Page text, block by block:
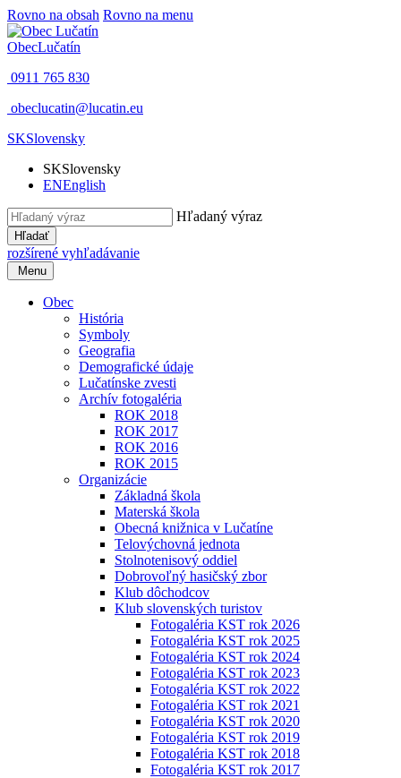
Rovno na obsah Rovno na menu
ObecLučatín
0911 765 830
obeclucatin@lucatin.eu
SKSlovensky
SKSlovensky
ENEnglish
Hľadaný výraz
Hľadať
rozšírené vyhľadávanie
Menu
Obec
História
Symboly
Geografia
Demografické údaje
Lučatínske zvesti
Archív fotogaléria
ROK 2018
ROK 2017
ROK 2016
ROK 2015
Organizácie
Základná škola
Materská škola
Obecná knižnica v Lučatíne
Telovýchovná jednota
Stolnotenisový oddiel
Dobrovoľný hasičský zbor
Klub dôchodcov
Klub slovenských turistov
Fotogaléria KST rok 2026
Fotogaléria KST rok 2025
Fotogaléria KST rok 2024
Fotogaléria KST rok 2023
Fotogaléria KST rok 2022
Fotogaléria KST rok 2021
Fotogaléria KST rok 2020
Fotogaléria KST rok 2019
Fotogaléria KST rok 2018
Fotogaléria KST rok 2017